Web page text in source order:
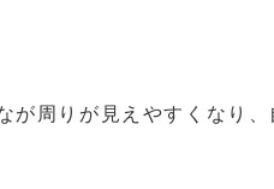
が周りが見えやすくなり、